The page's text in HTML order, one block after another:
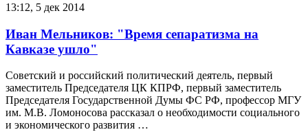
13:12, 5 дек 2014
Иван Мельников: "Время сепаратизма на
Кавказе ушло"
Советский и российский политический деятель, первый
заместитель Председателя ЦК КПРФ, первый заместитель
Председателя Государственной Думы ФС РФ, профессор МГУ
им. М.В. Ломоносова рассказал о необходимости социального
и экономического развития …